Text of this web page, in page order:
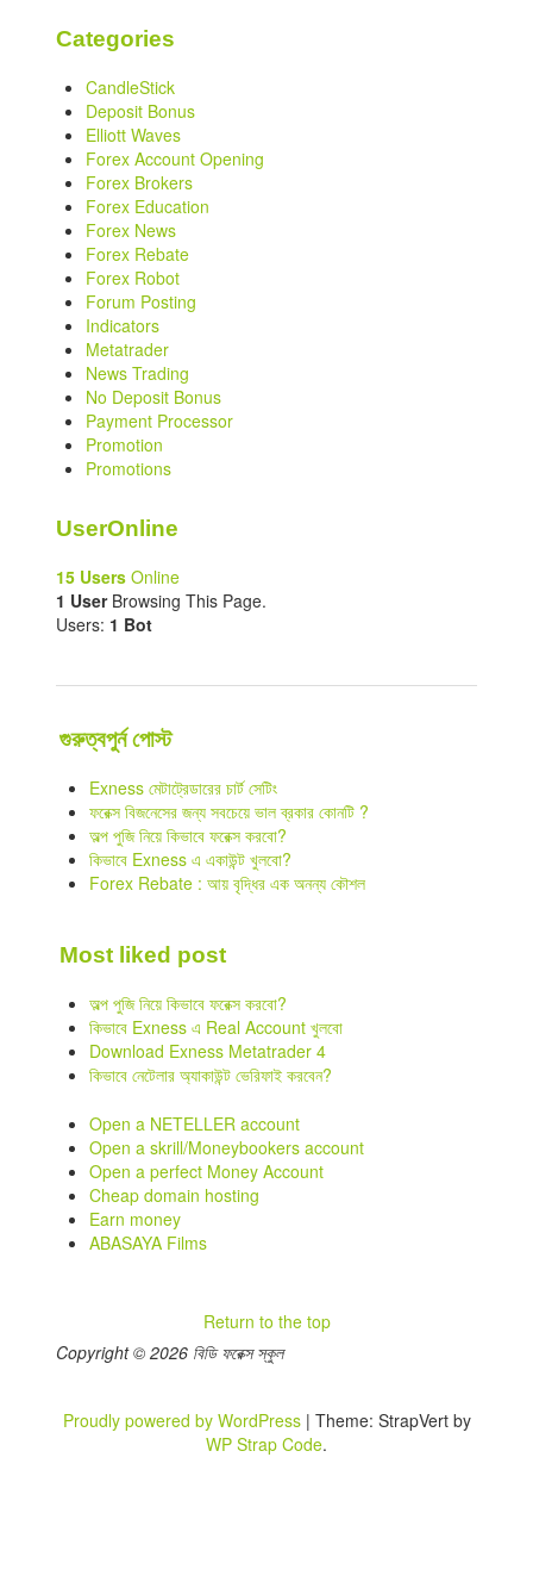
Categories
CandleStick
Deposit Bonus
Elliott Waves
Forex Account Opening
Forex Brokers
Forex Education
Forex News
Forex Rebate
Forex Robot
Forum Posting
Indicators
Metatrader
News Trading
No Deposit Bonus
Payment Processor
Promotion
Promotions
UserOnline
15 Users Online
1 UserBrowsing This Page.
Users: 1 Bot
গুরুত্বপুর্ন পোস্ট
Exness মেটাট্রেডারের চার্ট সেটিং
ফরেক্স বিজনেসের জন্য সবচেয়ে ভাল ব্রকার কোনটি ?
অল্প পুজি নিয়ে কিভাবে ফরেক্স করবো?
কিভাবে Exness এ একাউন্ট খুলবো?
Forex Rebate : আয় বৃদ্ধির এক অনন্য কৌশল
Most liked post
অল্প পুজি নিয়ে কিভাবে ফরেক্স করবো?
কিভাবে Exness এ Real Account খুলবো
Download Exness Metatrader 4
কিভাবে নেটেলার অ্যাকাউন্ট ভেরিফাই করবেন?
Open a NETELLER account
Open a skrill/Moneybookers account
Open a perfect Money Account
Cheap domain hosting
Earn money
ABASAYA Films
Return to the top
Copyright © 2026 বিডি ফরেক্স স্কুল
Proudly powered by WordPress | Theme: StrapVert by
WP Strap Code.